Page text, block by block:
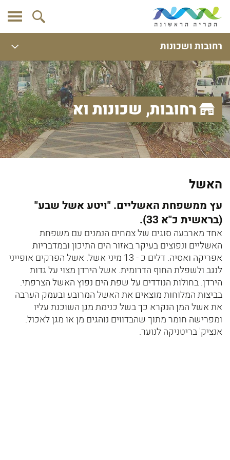
רחובות ושכונות
רחובות, שכונות ואתרים
האשל
עץ ממשפחת האשליים. "ויטע אשל שבע"
(בראשית כ"א 33).
אחד מארבעה סוגים של צמחים הנמנים עם משפחת
האשליים ונפוצים בעיקר באזור הים התיכון ובמדבריות
אפריקה ואסיה. דלים כ - 13 מיני אשל. אשל הפרקים אופייני
לנגב ולשפלת החוף הדרומית. אשל הירדן מצוי על גדות
הירדן. בחולות הנודדים על שפת הים נפוץ האשל הצרפתי.
בביצות המלוחות מוצאים את האשל המרובע ובעמק הערבה
את אשל המן הנקרא כך בשל כנימת מגן השוכנת עליו
ומפרישה חומר מתוך שהבדווים נוהגים מן או מגן לאכול.
אנציק' בריטניקה לנוער.